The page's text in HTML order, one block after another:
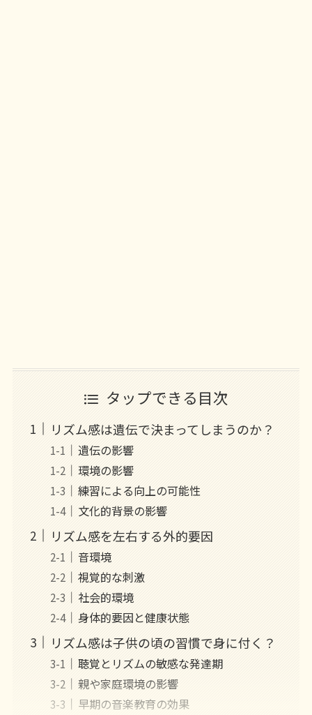
タップできる目次
リズム感は遺伝で決まってしまうのか？
遺伝の影響
環境の影響
練習による向上の可能性
文化的背景の影響
リズム感を左右する外的要因
音環境
視覚的な刺激
社会的環境
身体的要因と健康状態
リズム感は子供の頃の習慣で身に付く？
聴覚とリズムの敏感な発達期
親や家庭環境の影響
早期の音楽教育の効果